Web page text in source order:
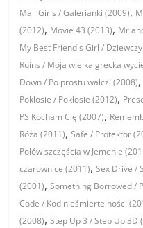
Mall Girls / Galerianki (2009),
(2012), Movie 43 (2013), Mr
My Best Friend's Girl /
Ruins / Moja wielka grecka
Down / Po prostu walcz! (2008)
Poklosie / Pokłosie (2012),
PS Kocham Cię (2007),
Róża (2011),Safe / Protektor
Połów szczęścia w Jemenie
czarownice (2011),Sex Drive /
(2001),Something Borrowed /
Code / Kod nieśmiertelności
(2008),Step Up 3 / Step Up 3D